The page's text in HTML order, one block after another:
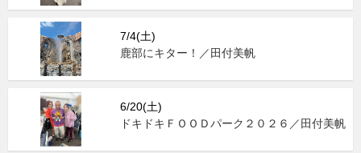
7/4(土)
鹿部にキター！／田付美帆
6/20(土)
ドキドキＦＯＯＤパーク２０２６／田付美帆